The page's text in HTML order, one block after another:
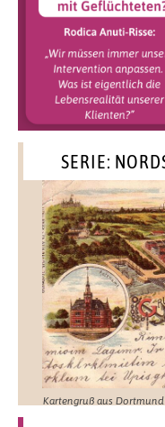
SERIE:
Kartengruß aus